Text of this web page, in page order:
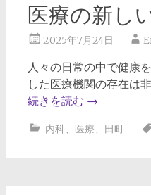
医療の新し
2025年7月24日
人々の日常の中で健康
した医療機関の存在は
続きを読む →
内科、 医療、 田町